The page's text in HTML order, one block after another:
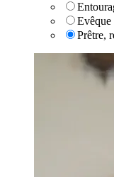
Evêque
Prêtre,